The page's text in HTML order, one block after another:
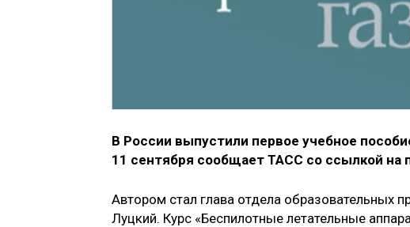
В России выпустили первое учебное
11 сентября сообщает ТАСС со ссылкой
Автором стал глава отдела образовательных
Луцкий. Курс «Беспилотные летательные